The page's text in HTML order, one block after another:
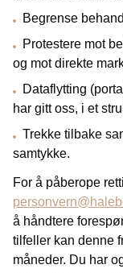
Begrense
Protestere mot
og mot direkte
Dataflytting
har gitt oss, i et
Trekke tilbake
samtykke.
For å påberope
å håndtere
tilfeller kan denne
måneder. Du har